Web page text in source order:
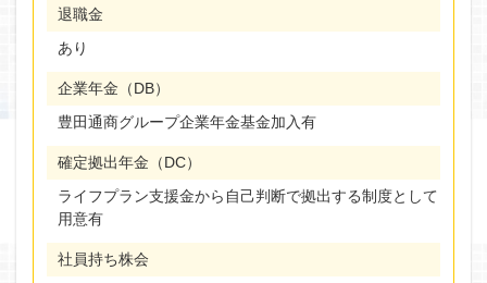
退職金
あり
企業年金（DB）
豊田通商グループ企業年金基金加入有
確定拠出年金（DC）
ライフプラン支援金から自己判断で拠出する制度として
用意有
社員持ち株会